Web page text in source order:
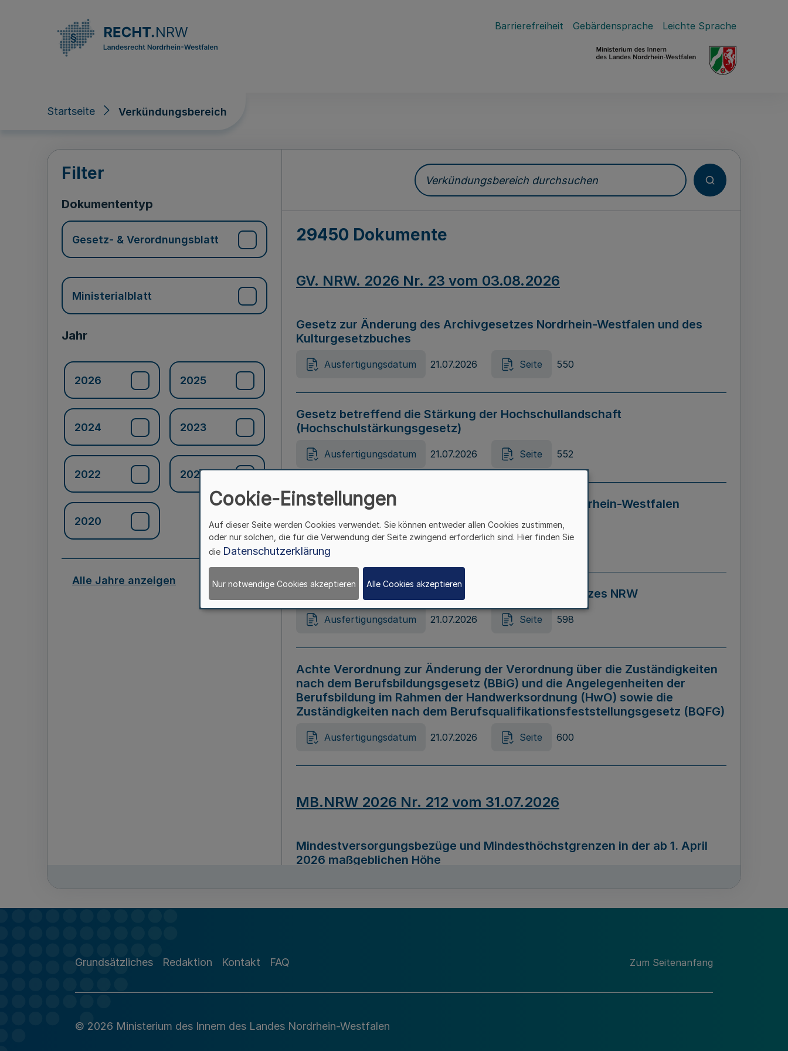
Barrierefreiheit Gebärdensprache Leichte Sprache
Startseite Verkündungsbereich
Verkündungsbereich
Filter
Dokumententyp
Gesetz- & Verordnungsblatt
Ministerialblatt
Jahr
2026 2025
2024 2023
2022 2021
2020
Alle Jahre anzeigen
Verkündungsbereich durchsuchen
29450 Dokumente
GV. NRW. 2026 Nr. 23 vom 03.08.2026
Gesetz zur Änderung des Archivgesetzes Nordrhein-Westfalen und des
Kulturgesetzbuches
Ausfertigungsdatum 21.07.2026 Seite 550
Gesetz betreffend die Stärkung der Hochschullandschaft
(Hochschulstärkungsgesetz)
Ausfertigungsdatum 21.07.2026 Seite 552
Gesetz zur Vermeidung von Diskriminierung in Nordrhein-Westfalen
(Landesantidiskriminierungsgesetz – LADG NRW)
Ausfertigungsdatum 21.07.2026 Seite 595
Gesetz zur Änderung des Online-Casinospiel Gesetzes NRW
Ausfertigungsdatum 21.07.2026 Seite 598
Achte Verordnung zur Änderung der Verordnung über die Zuständigkeiten
nach dem Berufsbildungsgesetz (BBiG) und die Angelegenheiten der
Berufsbildung im Rahmen der Handwerksordnung (HwO) sowie die
Zuständigkeiten nach dem Berufsqualifikationsfeststellungsgesetz (BQFG)
Ausfertigungsdatum 21.07.2026 Seite 600
MB.NRW 2026 Nr. 212 vom 31.07.2026
Mindestversorgungsbezüge und Mindesthöchstgrenzen in der ab 1. April
2026 maßgeblichen Höhe
Richtlinie zur Durchführung des Förderprogramms „Mittelstand Innovativ &
Grundsätzliches Redaktion Kontakt FAQ Zum Seitenanfang
© 2026 Ministerium des Innern des Landes Nordrhein-Westfalen
Cookie-Einstellungen
Auf dieser Seite werden Cookies verwendet. Sie können entweder allen Cookies zustimmen,
oder nur solchen, die für die Verwendung der Seite zwingend erforderlich sind. Hier finden Sie
die Datenschutzerklärung
Nur notwendige Cookies akzeptieren Alle Cookies akzeptieren